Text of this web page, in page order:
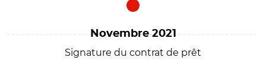
Novembre 2021
Signature du contrat de prêt